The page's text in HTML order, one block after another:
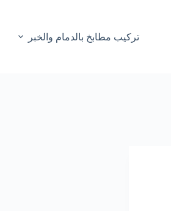
تركيب مطابخ بالدمام والخبر